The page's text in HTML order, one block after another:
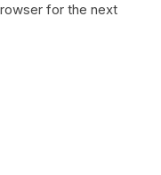
for the next